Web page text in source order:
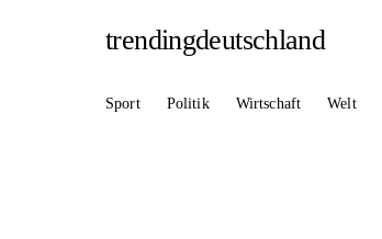
trendingdeutschland
Sport Politik Wirtschaft Welt